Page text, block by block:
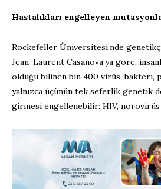
Hastalıkları engelleyen
Rockefeller Üniversitesi’nde
Jean-Laurent Casanova’ya göre,
olduğu bilinen bin 400 virüs, bakteri,
yalnızca üçünün tek seferlik genetik
girmesi engellenebilir: HIV,